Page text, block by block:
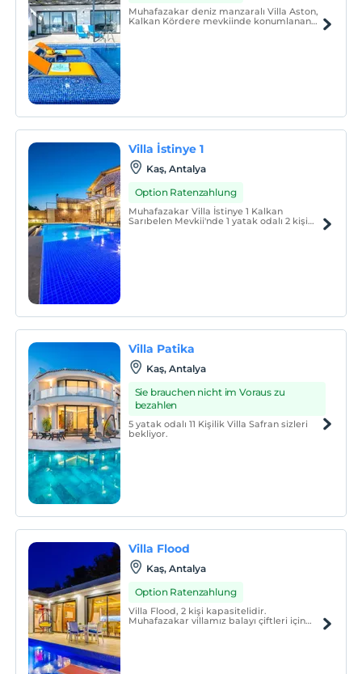
Muhafazakar deniz manzaralı Villa Aston,
Kalkan Kördere mevkiinde konumlanan
Villa İstinye 1
Kaş, Antalya
Option Ratenzahlung
Muhafazakar Villa İstinye 1 Kalkan
Sarıbelen Mevkii'nde 1 yatak odalı 2 kişi
Villa Patika
Kaş, Antalya
Sie brauchen nicht im Voraus zu
bezahlen
5 yatak odalı 11 Kişilik Villa Safran sizleri
bekliyor.
Villa Flood
Kaş, Antalya
Option Ratenzahlung
Villa Flood, 2 kişi kapasitelidir.
Muhafazakar villamız balayı çiftleri için